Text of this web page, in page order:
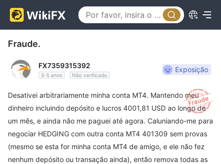
Fraude.
FX7359315392
3-5 anos Não verificado
Exposição
Desativei arbitrariamente minha conta MT4. Mantendo meu
dinheiro incluindo depósito e lucros 4001,81 USD ao longo de
um mês, e ainda não me paguei até agora. Caluniando-me para
negociar HEDGING com outra conta MT4 401309 sem provas
(mesmo se esta for minha conta MT4 de amigo, e ele não fez
nenhum depósito ou transação ainda), então remova todas as